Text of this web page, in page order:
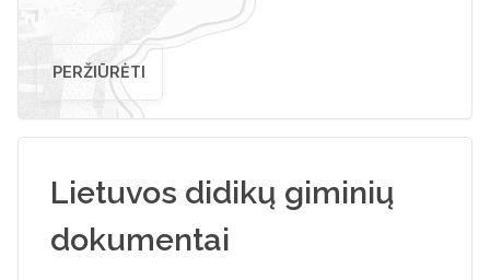
PERŽIŪRĖTI
Lietuvos didikų giminių
dokumentai